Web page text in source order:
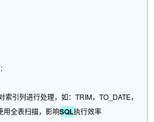
列进行处理，如：TRIM，TO_DATE，
用全表扫描，影响SQL执行效率